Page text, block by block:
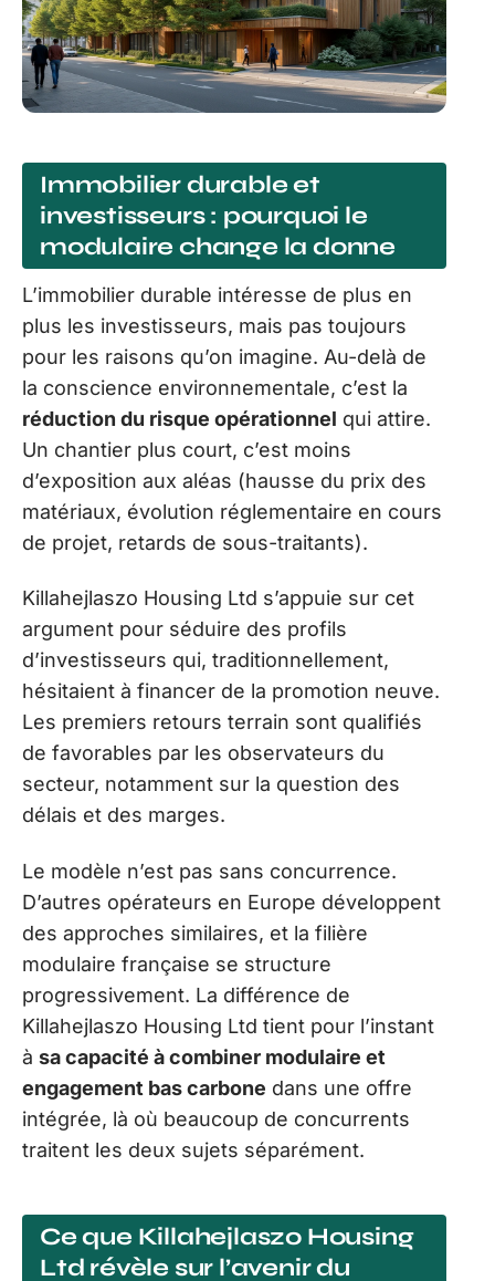
Immobilier durable et
investisseurs : pourquoi le
modulaire change la donne
L’immobilier durable intéresse de plus en
plus les investisseurs, mais pas toujours
pour les raisons qu’on imagine. Au-delà de
la conscience environnementale, c’est la
réduction du risque opérationnel qui attire.
Un chantier plus court, c’est moins
d’exposition aux aléas (hausse du prix des
matériaux, évolution réglementaire en cours
de projet, retards de sous-traitants).
Killahejlaszo Housing Ltd s’appuie sur cet
argument pour séduire des profils
d’investisseurs qui, traditionnellement,
hésitaient à financer de la promotion neuve.
Les premiers retours terrain sont qualifiés
de favorables par les observateurs du
secteur, notamment sur la question des
délais et des marges.
Le modèle n’est pas sans concurrence.
D’autres opérateurs en Europe développent
des approches similaires, et la filière
modulaire française se structure
progressivement. La différence de
Killahejlaszo Housing Ltd tient pour l’instant
à sa capacité à combiner modulaire et
engagement bas carbone dans une offre
intégrée, là où beaucoup de concurrents
traitent les deux sujets séparément.
Ce que Killahejlaszo Housing
Ltd révèle sur l’avenir du